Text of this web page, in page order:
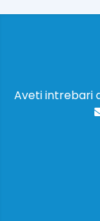
Aveti intrebari